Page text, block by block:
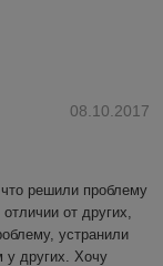
08.10.2017
решили проблему
от других,
устранили
у других. Хочу